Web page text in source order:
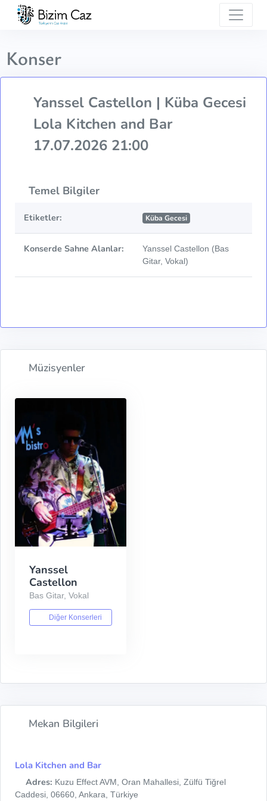
Konser
Yanssel Castellon | Küba Gecesi
Lola Kitchen and Bar
17.07.2026 21:00
Temel Bilgiler
Etiketler: Küba Gecesi
Konserde Sahne Alanlar:
Yanssel Castellon (Bas
Gitar, Vokal)
Müzisyenler
Yanssel
Castellon
Bas Gitar, Vokal
Diğer Konserleri
Mekan Bilgileri
Lola Kitchen and Bar
Adres: Kuzu Effect AVM, Oran Mahallesi, Zülfü Tiğrel
Caddesi, 06660, Ankara, Türkiye